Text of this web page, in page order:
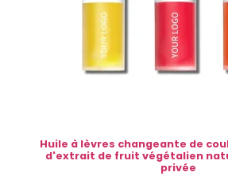
Huile à lèvres changeante de
d'extrait de fruit végétalien
privée